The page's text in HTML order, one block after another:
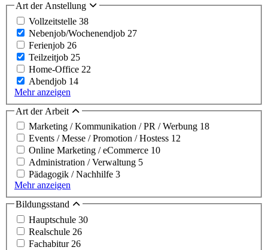
Art der Anstellung
Vollzeitstelle 38
Nebenjob/Wochenendjob 27
Ferienjob 26
Teilzeitjob 25
Home-Office 22
Abendjob 14
Mehr anzeigen
Art der Arbeit
Marketing / Kommunikation / PR / Werbung 18
Events / Messe / Promotion / Hostess 12
Online Marketing / eCommerce 10
Administration / Verwaltung 5
Pädagogik / Nachhilfe 3
Mehr anzeigen
Bildungsstand
Hauptschule 30
Realschule 26
Fachabitur 26